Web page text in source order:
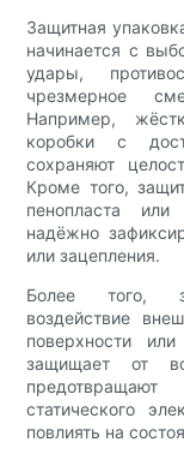
Защитная
начинается с
удары,
чрезмерное
Например,
коробки с
сохраняют
Кроме того,
пенопласта или
надёжно
или зацепления.
Более того,
воздействие
поверхности
защищает от
статического
повлиять на